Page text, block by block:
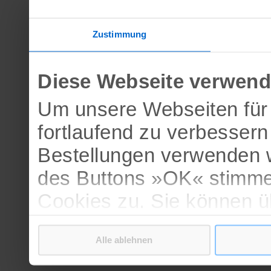
Zustimmung
Diese Webseite
Um unsere Webseiten
fortlaufend zu
Bestellungen
des Buttons »OK«
Cookies zu. Sie können
verschiedenen Cookies
bestätigen.
Alle ablehnen